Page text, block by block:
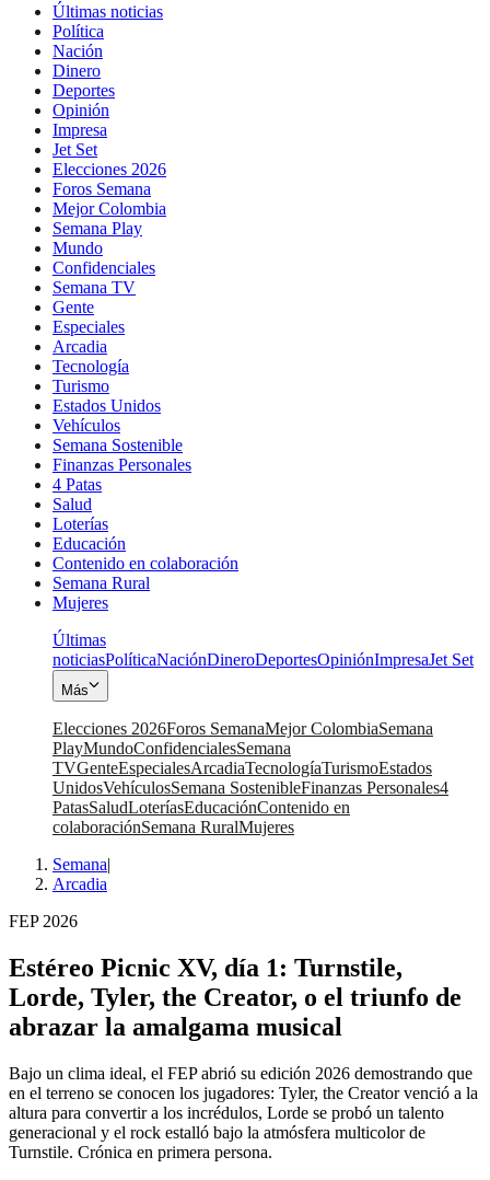
Últimas noticias
Política
Nación
Dinero
Deportes
Opinión
Impresa
Jet Set
Elecciones 2026
Foros Semana
Mejor Colombia
Semana Play
Mundo
Confidenciales
Semana TV
Gente
Especiales
Arcadia
Tecnología
Turismo
Estados Unidos
Vehículos
Semana Sostenible
Finanzas Personales
4 Patas
Salud
Loterías
Educación
Contenido en colaboración
Semana Rural
Mujeres
Últimas
noticiasPolíticaNaciónDineroDeportesOpiniónImpresaJet Set
Más
Elecciones 2026Foros SemanaMejor ColombiaSemana
PlayMundoConfidencialesSemana
TVGenteEspecialesArcadiaTecnologíaTurismoEstados
UnidosVehículosSemana SostenibleFinanzas Personales4
PatasSaludLoteríasEducaciónContenido en
colaboraciónSemana RuralMujeres
Semana|
Arcadia
FEP 2026
Estéreo Picnic XV, día 1: Turnstile,
Lorde, Tyler, the Creator, o el triunfo de
abrazar la amalgama musical
Bajo un clima ideal, el FEP abrió su edición 2026 demostrando que
en el terreno se conocen los jugadores: Tyler, the Creator venció a la
altura para convertir a los incrédulos, Lorde se probó un talento
generacional y el rock estalló bajo la atmósfera multicolor de
Turnstile. Crónica en primera persona.